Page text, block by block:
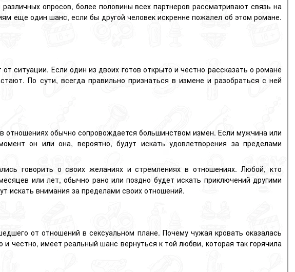
опросов, более половины всех партнеров рассматривают связь на
еще один шанс, если бы другой человек искренне пожалел об этом романе.
ситуации. Если один из двоих готов открыто и честно рассказать о романе
По сути, всегда правильно признаться в измене и разобраться с ней
обычно сопровождается большинством измен. Если мужчина или
он или она, вероятно, будут искать удовлетворения за пределами
говорить о своих желаниях и стремлениях в отношениях. Любой, кто
или лет, обычно рано или поздно будет искать приключений другими
искать внимания за пределами своих отношений.
от отношений в сексуальном плане. Почему чужая кровать оказалась
честно, имеет реальный шанс вернуться к той любви, которая так горячила